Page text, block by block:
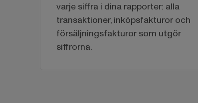
varje siffra i dina rapporter: alla
transaktioner, inköpsfakturor och
försäljningsfakturor som utgör
siffrorna.